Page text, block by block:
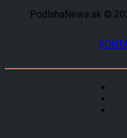
PodlahaNews.sk ©